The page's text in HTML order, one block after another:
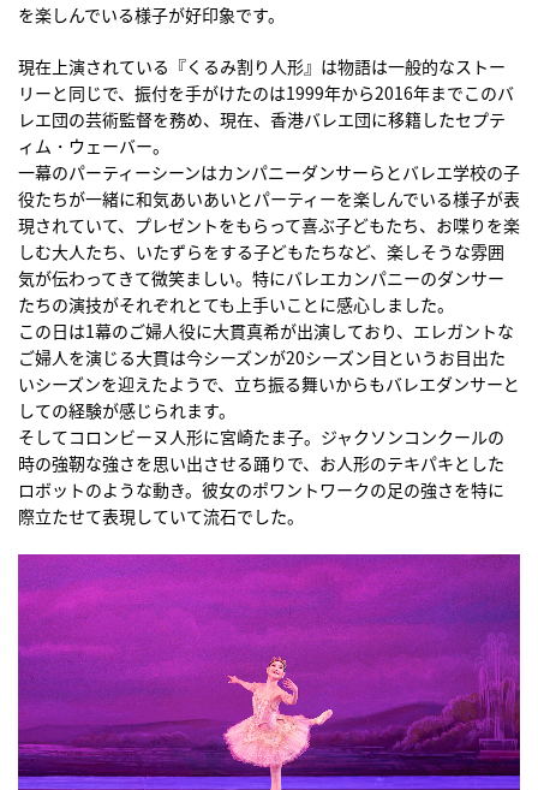
を楽しんでいる様子が好印象です。
現在上演されている『くるみ割り人形』は物語は一般的なストー
リーと同じで、振付を手がけたのは1999年から2016年までこのバ
レエ団の芸術監督を務め、現在、香港バレエ団に移籍したセプテ
ィム・ウェーバー。
一幕のパーティーシーンはカンパニーダンサーらとバレエ学校の子
役たちが一緒に和気あいあいとパーティーを楽しんでいる様子が表
現されていて、プレゼントをもらって喜ぶ子どもたち、お喋りを楽
しむ大人たち、いたずらをする子どもたちなど、楽しそうな雰囲
気が伝わってきて微笑ましい。特にバレエカンパニーのダンサー
たちの演技がそれぞれとても上手いことに感心しました。
この日は1幕のご婦人役に大貫真希が出演しており、エレガントな
ご婦人を演じる大貫は今シーズンが20シーズン目というお目出た
いシーズンを迎えたようで、立ち振る舞いからもバレエダンサーと
しての経験が感じられます。
そしてコロンビーヌ人形に宮崎たま子。ジャクソンコンクールの
時の強靭な強さを思い出させる踊りで、お人形のテキパキとした
ロボットのような動き。彼女のポワントワークの足の強さを特に
際立たせて表現していて流石でした。